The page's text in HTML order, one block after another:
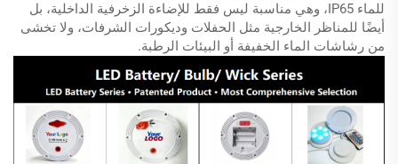
للماء IP65، وهي مناسبة ليس فقط للإضاءة الزخرفية الداخلية، بل
أيضًا للمناظر الخارجية مثل الحفلات وديكورات الشرفات، ولا تخشى
من رشاشات الماء الخفيفة أو البيئات الرطبة.